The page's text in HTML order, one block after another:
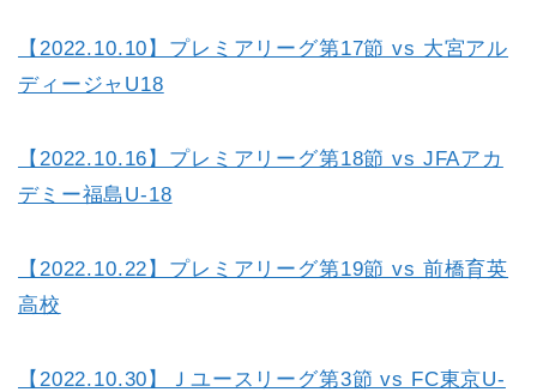
【2022.10.10】プレミアリーグ第17節 vs 大宮アル
ディージャU18
【2022.10.16】プレミアリーグ第18節 vs JFAアカ
デミー福島U-18
【2022.10.22】プレミアリーグ第19節 vs 前橋育英
高校
【2022.10.30】Ｊユースリーグ第3節 vs FC東京U-